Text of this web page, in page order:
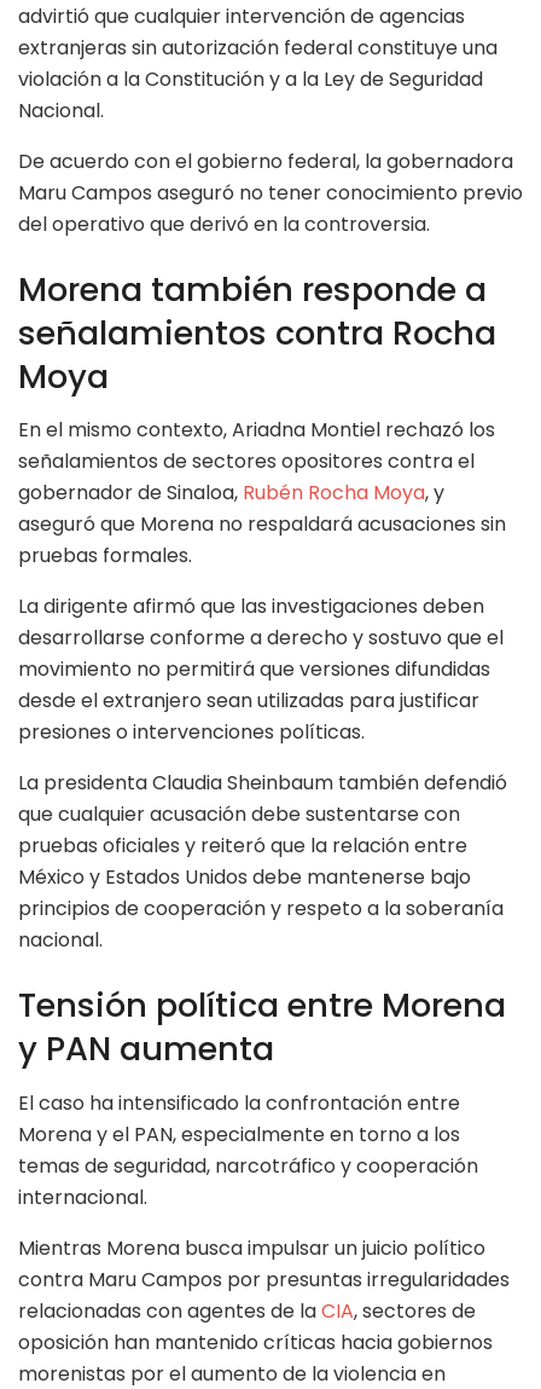
advirtió que cualquier intervención de agencias
extranjeras sin autorización federal constituye una
violación a la Constitución y a la Ley de Seguridad
Nacional.
De acuerdo con el gobierno federal, la gobernadora
Maru Campos aseguró no tener conocimiento previo
del operativo que derivó en la controversia.
Morena también responde a
señalamientos contra Rocha
Moya
En el mismo contexto, Ariadna Montiel rechazó los
señalamientos de sectores opositores contra el
gobernador de Sinaloa, Rubén Rocha Moya, y
aseguró que Morena no respaldará acusaciones sin
pruebas formales.
La dirigente afirmó que las investigaciones deben
desarrollarse conforme a derecho y sostuvo que el
movimiento no permitirá que versiones difundidas
desde el extranjero sean utilizadas para justificar
presiones o intervenciones políticas.
La presidenta Claudia Sheinbaum también defendió
que cualquier acusación debe sustentarse con
pruebas oficiales y reiteró que la relación entre
México y Estados Unidos debe mantenerse bajo
principios de cooperación y respeto a la soberanía
nacional.
Tensión política entre Morena
y PAN aumenta
El caso ha intensificado la confrontación entre
Morena y el PAN, especialmente en torno a los
temas de seguridad, narcotráfico y cooperación
internacional.
Mientras Morena busca impulsar un juicio político
contra Maru Campos por presuntas irregularidades
relacionadas con agentes de laCIA, sectores de
oposición han mantenido críticas hacia gobiernos
morenistas por el aumento de la violencia en